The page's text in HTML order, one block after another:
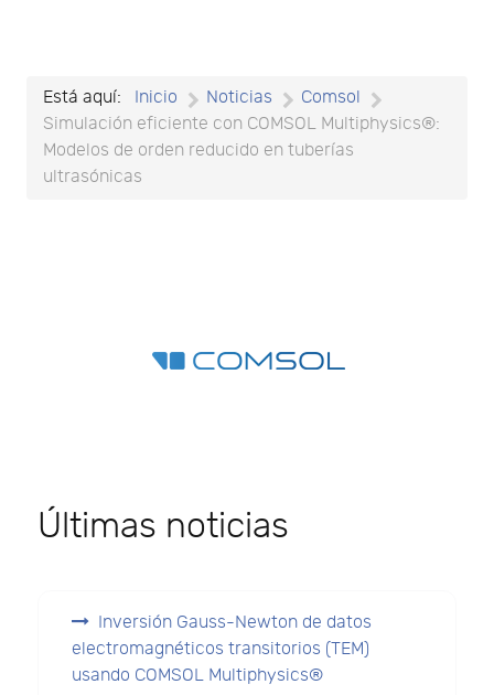
Está aquí: Inicio Noticias
Comsol
Simulación eficiente con COMSOL Multiphysics®:
Modelos de orden reducido en tuberías
ultrasónicas
Últimas noticias
Inversión Gauss-Newton de datos
electromagnéticos transitorios (TEM)
usando COMSOL Multiphysics®